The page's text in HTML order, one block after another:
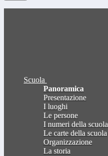
Scuola
Panoramica
Presentazione
I luoghi
Le persone
I numeri della scuola
Le carte della scuola
Organizzazione
La storia